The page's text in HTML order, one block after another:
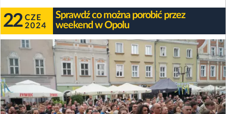
22 CZE
2024
Sprawdź co można porobić przez
weekend w Opolu